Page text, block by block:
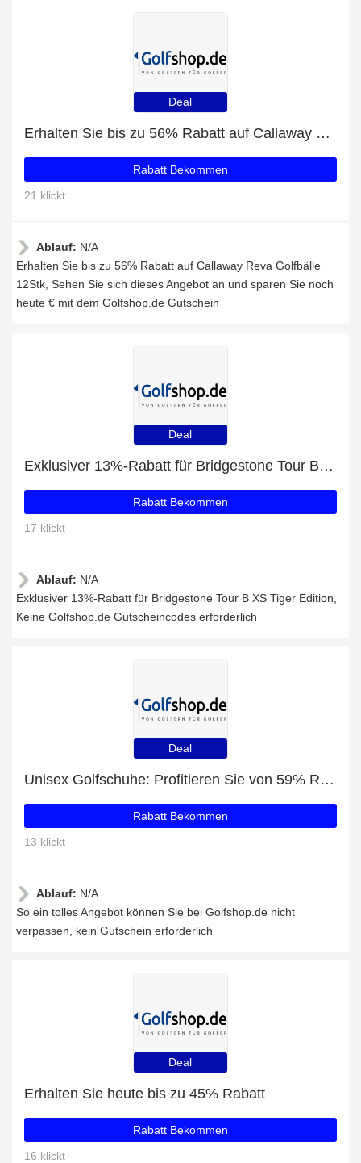
Deal
Erhalten Sie bis zu 56% Rabatt auf Callaway Reva Golfbälle 12Stk
Rabatt Bekommen
21 klickt
Ablauf: N/A
Erhalten Sie bis zu 56% Rabatt auf Callaway Reva Golfbälle
12Stk, Sehen Sie sich dieses Angebot an und sparen Sie noch
heute € mit dem Golfshop.de Gutschein
Deal
Exklusiver 13%-Rabatt für Bridgestone Tour B XS Tiger Edition
Rabatt Bekommen
17 klickt
Ablauf: N/A
Exklusiver 13%-Rabatt für Bridgestone Tour B XS Tiger Edition,
Keine Golfshop.de Gutscheincodes erforderlich
Deal
Unisex Golfschuhe: Profitieren Sie von 59% Rabatt auf Ihren Einkauf
Rabatt Bekommen
13 klickt
Ablauf: N/A
So ein tolles Angebot können Sie bei Golfshop.de nicht
verpassen, kein Gutschein erforderlich
Deal
Erhalten Sie heute bis zu 45% Rabatt
Rabatt Bekommen
16 klickt